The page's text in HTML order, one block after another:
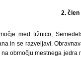
2. člen
med tržnico,
in se razveljavi.
območju mestnega